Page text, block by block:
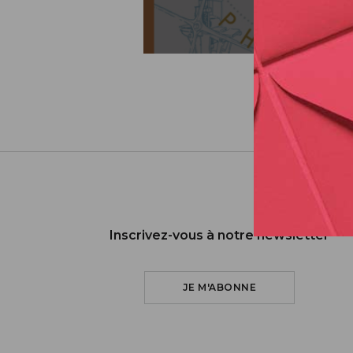
Inscrivez-vous à notre newsletter
JE M'ABONNE